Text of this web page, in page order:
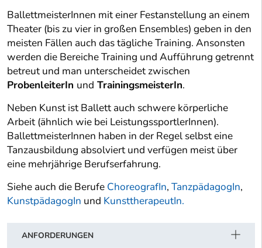
BallettmeisterInnen mit einer Festanstellung an einem
Theater (bis zu vier in großen Ensembles) geben in den
meisten Fällen auch das tägliche Training. Ansonsten
werden die Bereiche Training und Aufführung getrennt
betreut und man unterscheidet zwischen
ProbenleiterIn und TrainingsmeisterIn.
Neben Kunst ist Ballett auch schwere körperliche
Arbeit (ähnlich wie bei LeistungssportlerInnen).
BallettmeisterInnen haben in der Regel selbst eine
Tanzausbildung absolviert und verfügen meist über
eine mehrjährige Berufserfahrung.
Siehe auch die Berufe ChoreografIn, TanzpädagogIn,
KunstpädagogIn und KunsttherapeutIn.
ANFORDERUNGEN